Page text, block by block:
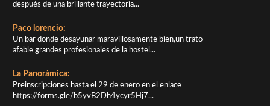
después de una brillante trayectoria...
Paco lorencio:
Un bar donde desayunar maravillosamente bien,un trato
afable grandes profesionales de la hostel...
La Panorámica:
Preinscripciones hasta el 29 de enero en el enlace
https://forms.gle/b5yvB2Dh4ycyr5Hj7...